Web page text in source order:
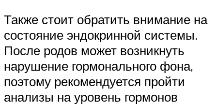
Также стоит обратить внимание на
состояние эндокринной системы.
После родов может возникнуть
нарушение гормонального фона,
поэтому рекомендуется пройти
анализы на уровень гормонов